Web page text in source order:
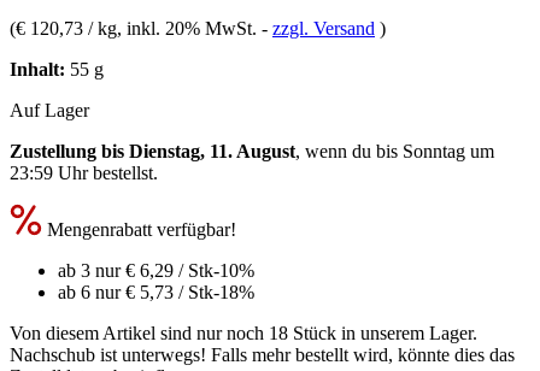
(€ 120,73 / kg, inkl. 20% MwSt. - zzgl. Versand )
Inhalt: 55 g
Auf Lager
Zustellung bis Dienstag, 11. August, wenn du bis Sonntag um
23:59 Uhrbestellst.
Mengenrabatt verfügbar!
ab 3 nur€ 6,29 / Stk-10%
ab 6 nur€ 5,73 / Stk-18%
Von diesem Artikel sind nur noch 18 Stück in unserem Lager.
Nachschub ist unterwegs! Falls mehr bestellt wird, könnte dies das